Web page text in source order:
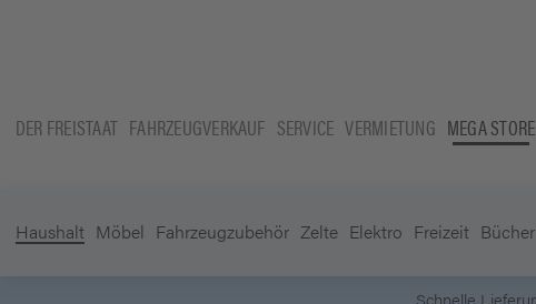
DER FREISTAAT FAHRZEUGVERKAUF SERVICE VERMIETUNG MEGA STORE
Haushalt Möbel Fahrzeugzubehör Zelte Elektro Freizeit Bücher